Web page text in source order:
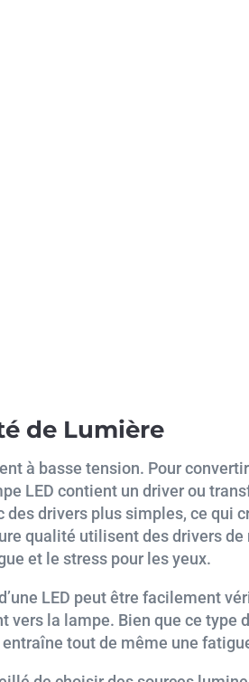
de Lumière
à basse tension. Pour
LED contient un driver ou
des drivers plus simples, ce qui
qualité utilisent des drivers
et le stress pour les yeux.
LED peut être facilement
vers la lampe. Bien que ce
tout de même une